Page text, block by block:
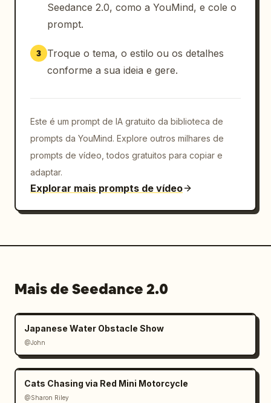
Seedance 2.0, como a YouMind, e cole o
prompt.
3
Troque o tema, o estilo ou os detalhes
conforme a sua ideia e gere.
Este é um prompt de IA gratuito da biblioteca de
prompts da YouMind. Explore outros milhares de
prompts de vídeo, todos gratuitos para copiar e
adaptar.
Explorar mais prompts de vídeo
Mais de Seedance 2.0
Japanese Water Obstacle Show
@John
Cats Chasing via Red Mini Motorcycle
@Sharon Riley